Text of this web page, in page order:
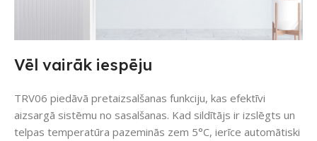
Vēl vairāk iespēju
TRV06 piedāvā pretaizsalšanas funkciju, kas efektīvi
aizsargā sistēmu no sasalšanas. Kad sildītājs ir izslēgts un
telpas temperatūra pazeminās zem 5°C, ierīce automātiski